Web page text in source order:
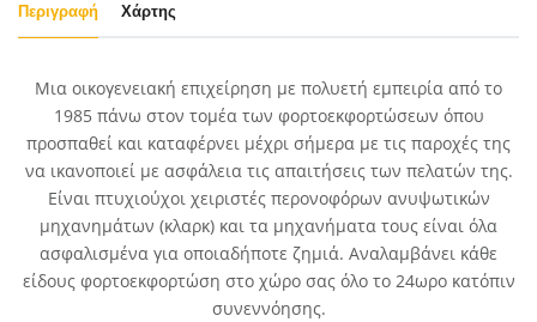
Περιγραφή Χάρτης
Μια οικογενειακή επιχείρηση με πολυετή εμπειρία από το
1985 πάνω στον τομέα των φορτοεκφορτώσεων όπου
προσπαθεί και καταφέρνει μέχρι σήμερα με τις παροχές της
να ικανοποιεί με ασφάλεια τις απαιτήσεις των πελατών της.
Είναι πτυχιούχοι χειριστές περονοφόρων ανυψωτικών
μηχανημάτων (κλαρκ) και τα μηχανήματα τους είναι όλα
ασφαλισμένα για οποιαδήποτε ζημιά. Αναλαμβάνει κάθε
είδους φορτοεκφορτώση στο χώρο σας όλο το 24ωρο κατόπιν
συνεννόησης.